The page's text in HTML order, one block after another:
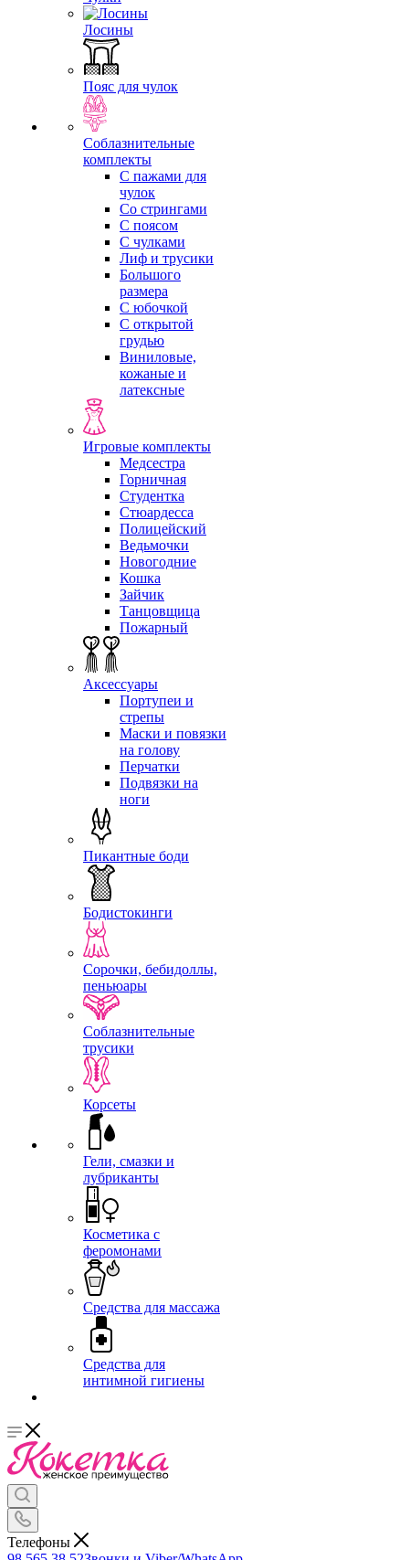
Лосины
Пояс для чулок
Соблазнительные
комплекты
С пажами для
чулок
Со стрингами
С поясом
С чулками
Лиф и трусики
Большого
размера
С юбочкой
С открытой
грудью
Виниловые,
кожаные и
латексные
Игровые комплекты
Медсестра
Горничная
Студентка
Стюардесса
Полицейский
Ведьмочки
Новогодние
Кошка
Зайчик
Танцовщица
Пожарный
Аксессуары
Портупеи и
стрепы
Маски и повязки
на голову
Перчатки
Подвязки на
ноги
Пикантные боди
Бодистокинги
Сорочки, бебидоллы,
пеньюары
Соблазнительные
трусики
Корсеты
Гели, смазки и
лубриканты
Косметика с
феромонами
Средства для массажа
Средства для
интимной гигиены
Телефоны